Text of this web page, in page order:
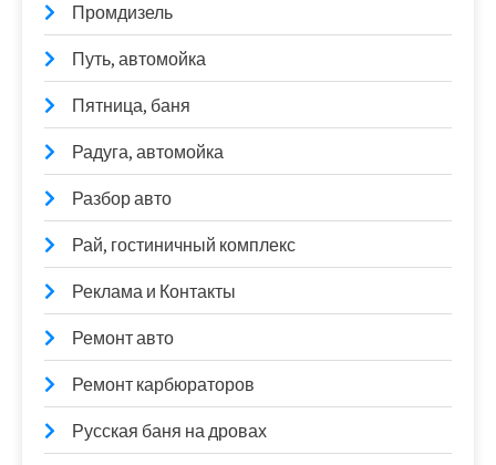
Промдизель
Путь, автомойка
Пятница, баня
Радуга, автомойка
Разбор авто
Рай, гостиничный комплекс
Реклама и Контакты
Ремонт авто
Ремонт карбюраторов
Русская баня на дровах